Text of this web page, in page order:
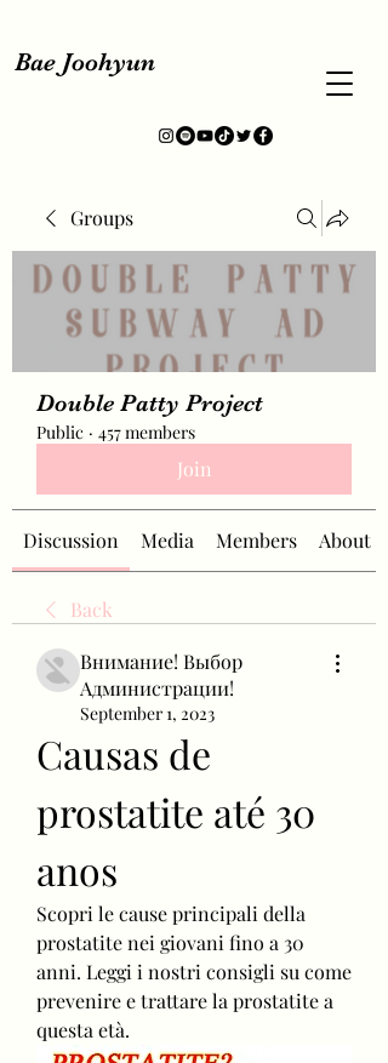
Bae Joohyun
Groups
Double Patty Project
Public · 457 members
Join
Discussion Media Members About
Back
Внимание! Выбор
Администрации!
September 1, 2023
Causas de
prostatite até 30
anos
Scopri le cause principali della
prostatite nei giovani fino a 30
anni. Leggi i nostri consigli su come
prevenire e trattare la prostatite a
questa età.